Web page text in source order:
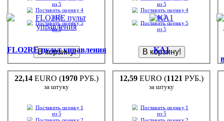
FLO2RE пульт управления
22,14 EURO (1970 РУБ.)
за штуку
KA1
12,59 EURO (1121 РУБ.)
за штуку